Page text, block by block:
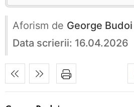
Aforism de George Budoi
Data scrierii: 16.04.2026